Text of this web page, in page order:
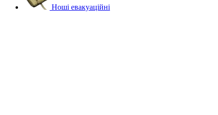
Ноші евакуаційні